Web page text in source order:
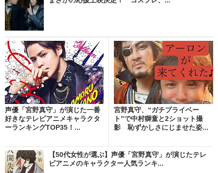
声優「宮野真守」が演じた一番
好きなテレビアニメキャラクタ
ーランキングTOP35！...
宮野真守、“ガチプライベー
ト”で中村獅童と2ショット撮
影 恥ずかしさにじませた姿...
【50代女性が選ぶ】声優「宮野真守」が演じたテレ
ビアニメのキャラクター人気ランキ...